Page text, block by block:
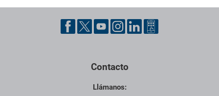
Contacto
Llámanos: